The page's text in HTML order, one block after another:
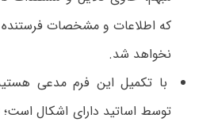
که اطلاعات و مشخصات
نخواهد شد.
با تکمیل این فرم مدعی
توسط اساتید دارای اشکال